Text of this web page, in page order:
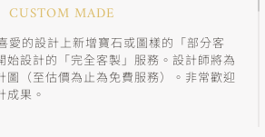
CUSTOM MADE
愛的設計上新增寶石或圖樣的「部分客
始設計的「完全客製」服務。設計師將為
圖（至估價為止為免費服務）。非常歡迎
果。